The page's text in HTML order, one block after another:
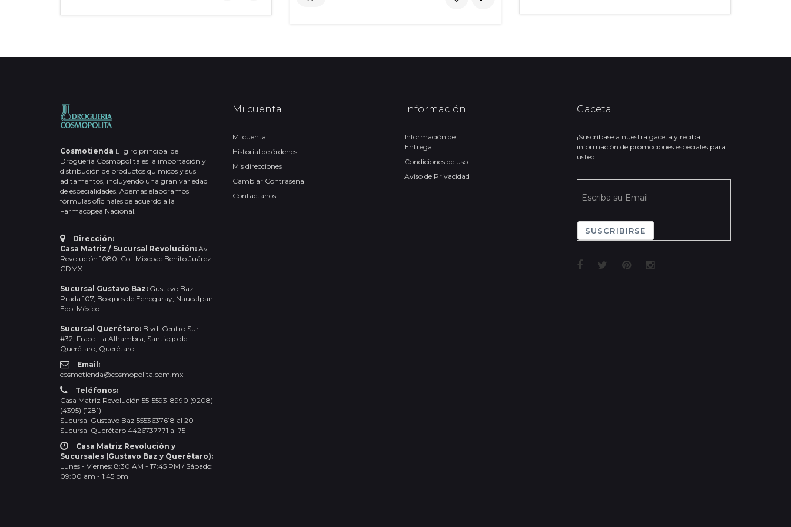
Cosmotienda El giro principal de
Droguería Cosmopolita es la importación y
distribución de productos químicos y sus
aditamentos, incluyendo una gran variedad
de especialidades. Además elaboramos
fórmulas oficinales de acuerdo a la
Farmacopea Nacional.
Dirección:
Casa Matriz / Sucursal Revolución: Av.
Revolución 1080, Col. Mixcoac Benito Juárez
CDMX
Sucursal Gustavo Baz: Gustavo Baz
Prada 107, Bosques de Echegaray, Naucalpan
Edo. México
Sucursal Querétaro: Blvd. Centro Sur
#32, Fracc. La Alhambra, Santiago de
Querétaro, Querétaro
Email:
cosmotienda@cosmopolita.com.mx
Teléfonos:
Casa Matriz Revolución 55-5593-8990 (9208)
(4395) (1281)
Sucursal Gustavo Baz 5553637618 al 20
Sucursal Querétaro 4426737771 al 75
Casa Matriz Revolución y
Sucursales (Gustavo Baz y Querétaro):
Lunes - Viernes: 8:30 AM - 17:45 PM / Sábado:
09:00 am - 1:45 pm
Mi cuenta
Mi cuenta
Historial de órdenes
Mis direcciones
Cambiar Contraseña
Contactanos
Información
Información de
Entrega
Condiciones de uso
Aviso de Privacidad
Gaceta
¡Suscríbase a nuestra gaceta y reciba
información de promociones especiales para
usted!
SUSCRIBIRSE